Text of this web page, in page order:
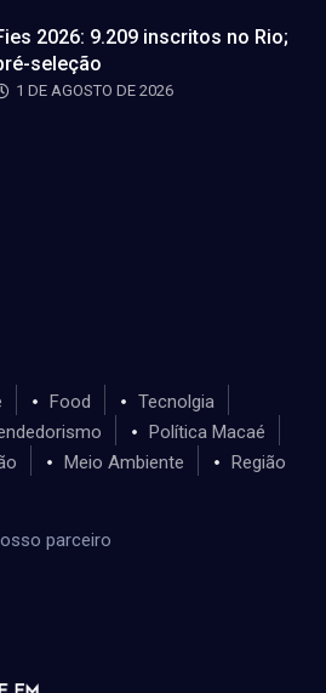
2026: 9.209 inscritos no Rio;
seleção
1 DE AGOSTO DE 2026
Food
Tecnolgia
Política Macaé
Meio Ambiente Região
parceiro